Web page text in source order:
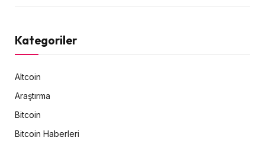
Kategoriler
Altcoin
Araştırma
Bitcoin
Bitcoin Haberleri